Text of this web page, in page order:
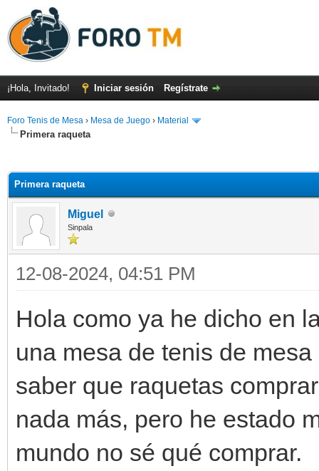
¡Hola, Invitado! Iniciar sesión Regístrate
Foro Tenis de Mesa › Mesa de Juego › Material
Primera raqueta
Primera raqueta
Miguel
Sinpala
12-08-2024, 04:51 PM
Hola como ya he dicho en
una mesa de tenis de
saber que raquetas
nada más, pero he estado
mundo no sé qué comprar.